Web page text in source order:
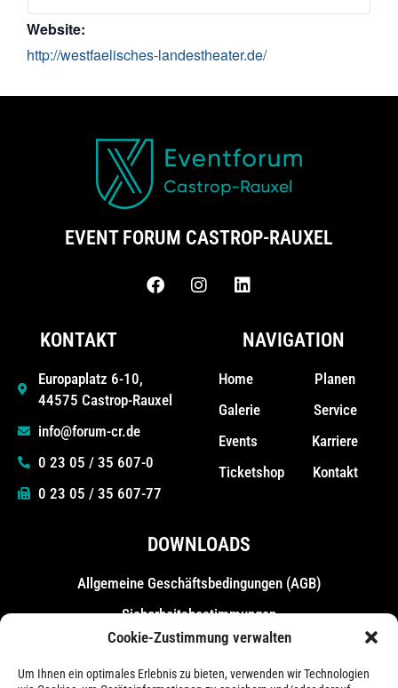
Cookie-Zustimmung verwalten
Um Ihnen ein optimales Erlebnis zu bieten, verwenden wir Technologien
Website:
http://westfaelisches-landestheater.de/
EVENT FORUM CASTROP-RAUXEL
KONTAKT
Europaplatz 6-10,
44575 Castrop-Rauxel
info@forum-cr.de
0 23 05 / 35 607-0
0 23 05 / 35 607-77
NAVIGATION
Home
Galerie
Events
Ticketshop
Planen
Service
Karriere
Kontakt
DOWNLOADS
Allgemeine Geschäfts­bedingungen (AGB)
Sicherheitsbestimmungen
Messebestimmungen